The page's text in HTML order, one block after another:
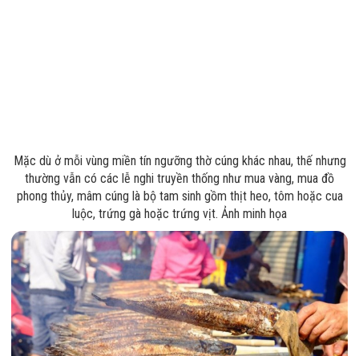
Mặc dù ở mỗi vùng miền tín ngưỡng thờ cúng khác nhau, thế nhưng
thường vẫn có các lễ nghi truyền thống như mua vàng, mua đồ
phong thủy, mâm cúng là bộ tam sinh gồm thịt heo, tôm hoặc cua
luộc, trứng gà hoặc trứng vịt. Ảnh minh họa